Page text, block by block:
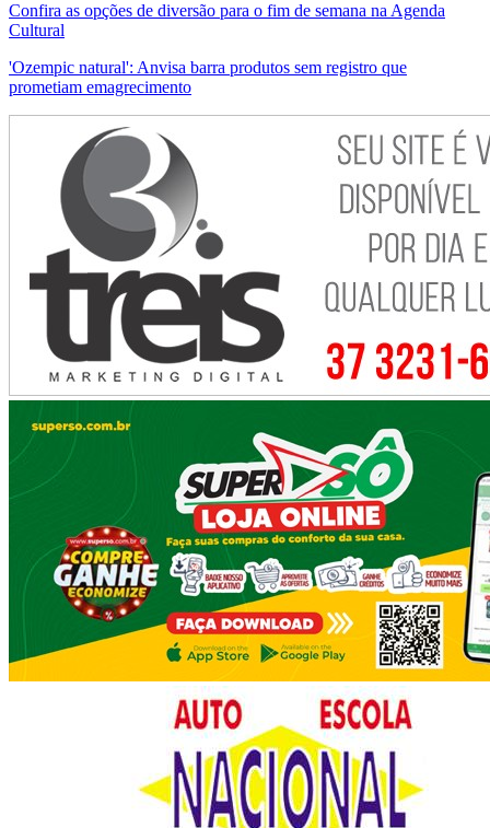
Confira as opções de diversão para o fim de semana na Agenda
Cultural
'Ozempic natural': Anvisa barra produtos sem registro que
prometiam emagrecimento